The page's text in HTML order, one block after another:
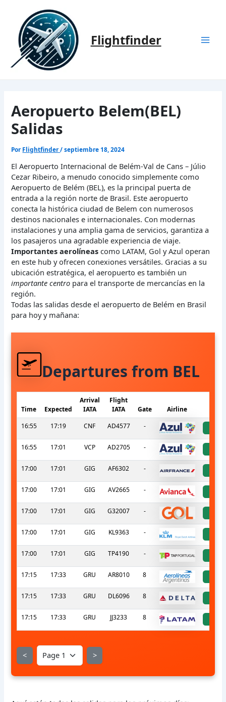
contenido
Flightfinder
Aeropuerto Belem(BEL)
Salidas
Por Flightfinder/septiembre 18, 2024
El Aeropuerto Internacional de Belém-Val de Cans – Júlio
Cezar Ribeiro, a menudo conocido simplemente como
Aeropuerto de Belém (BEL), es la principal puerta de
entrada a la región norte de Brasil. Este aeropuerto
conecta la histórica ciudad de Belem con numerosos
destinos nacionales e internacionales. Con modernas
instalaciones y una amplia gama de servicios, garantiza a
los pasajeros una agradable experiencia de viaje.
Importantes aerolíneas como LATAM, Gol y Azul operan
en este hub y ofrecen conexiones versátiles. Gracias a su
ubicación estratégica, el aeropuerto es también un
importante centro para el transporte de mercancías en la
región.
Todas las salidas desde el aeropuerto de Belém en Brasil
para hoy y mañana:
Departures from BEL
Time Expected
Arrival
IATA
Flight
IATA
Gate Airline
16:55
17:19 CNF AD4577 -
16:55 17:01 VCP AD2705 -
17:00 17:01 GIG AF6302 -
17:00 17:01 GIG AV2665 -
17:00 17:01 GIG G32007 -
17:00 17:01 GIG KL9363 -
17:00 17:01 GIG TP4190 -
17:15 17:33 GRU AR8010 8
17:15 17:33 GRU DL6096 8
17:15 17:33 GRU JJ3233 8
< >